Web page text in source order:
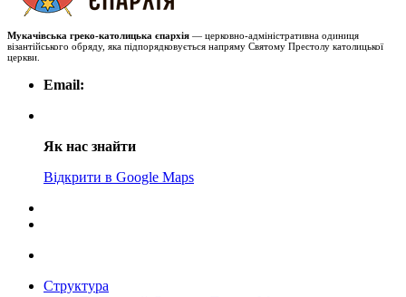
Мукачівська греко-католицька єпархія — церковно-адміністративна одиниця
візантійського обряду, яка підпорядковується напряму Святому Престолу католицької
церкви.
Email:
Як нас знайти
Відкрити в Google Maps
Структура